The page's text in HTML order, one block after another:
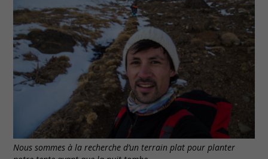
Nous sommes à la recherche d’un terrain plat pour planter